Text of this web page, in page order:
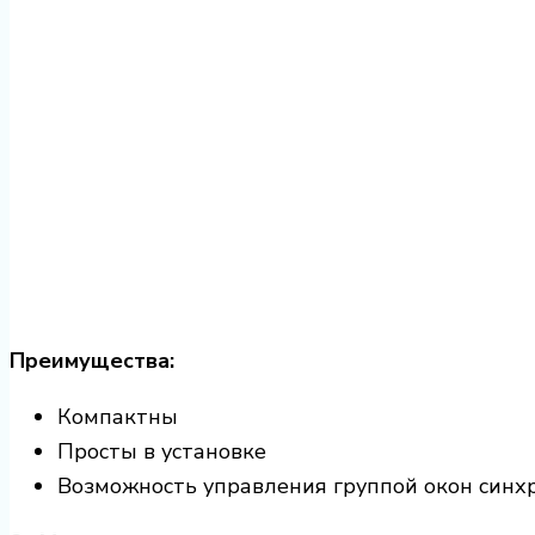
Преимущества:
Компактны
Просты в установке
Возможность управления группой окон